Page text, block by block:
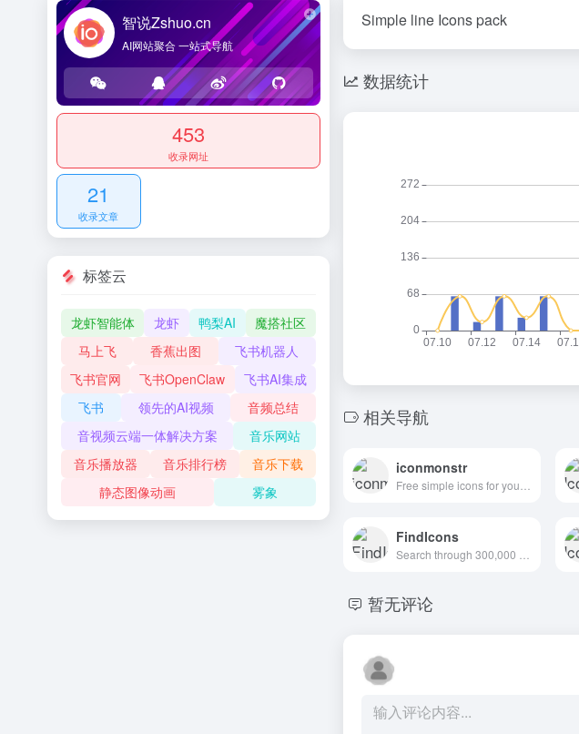
Simple line Icons pack
数据统计
相关导航
iconmonstr
FindIcons
暂无评论
智说Zshuo.cn
AI网站聚合 一站式导航
453
收录网址
21
收录文章
标签云
龙虾智能体 龙虾 鸭梨AI
魔搭社区
马上飞
香蕉出图
飞书机器人
飞书官网
飞书OpenClaw
飞书AI集成
飞书
领先的AI视频
音频总结
音视频云端一体解决方案
音乐网站
音乐播放器
音乐排行榜
音乐下载
静态图像动画
雾象